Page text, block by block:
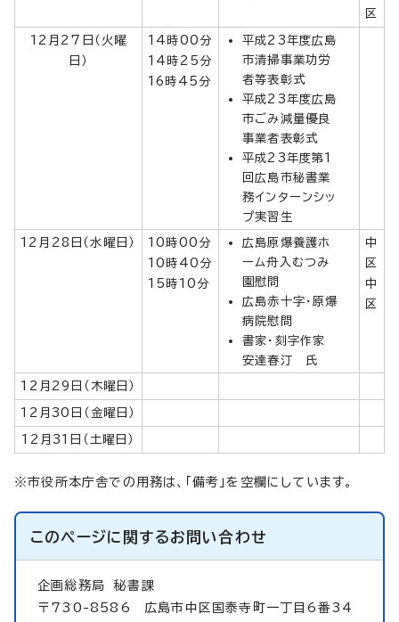
区
12月27日（火曜
日）
14時00分
14時25分
16時45分
平成23年度広島
市清掃事業功労
者等表彰式
平成23年度広島
市ごみ減量優良
事業者表彰式
平成23年度第1
回広島市秘書業
務インターンシッ
プ実習生
12月28日（水曜日）
10時00分
10時40分
15時10分
広島原爆養護ホ
ーム舟入むつみ
園慰問
広島赤十字・原爆
病院慰問
書家・刻字作家
安達春汀 氏
中
区
中
区
12月29日（木曜日）
12月30日（金曜日）
12月31日（土曜日）
※市役所本庁舎での用務は、「備考」を空欄にしています。
このページに関するお問い合わせ
企画総務局秘書課
〒730-8586 広島市中区国泰寺町一丁目6番34